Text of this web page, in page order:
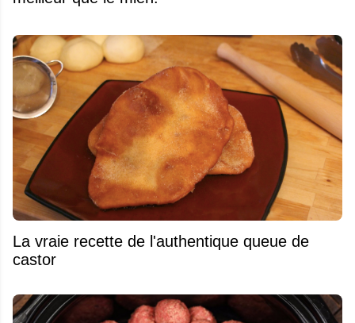
La vraie recette de l'authentique queue de
castor